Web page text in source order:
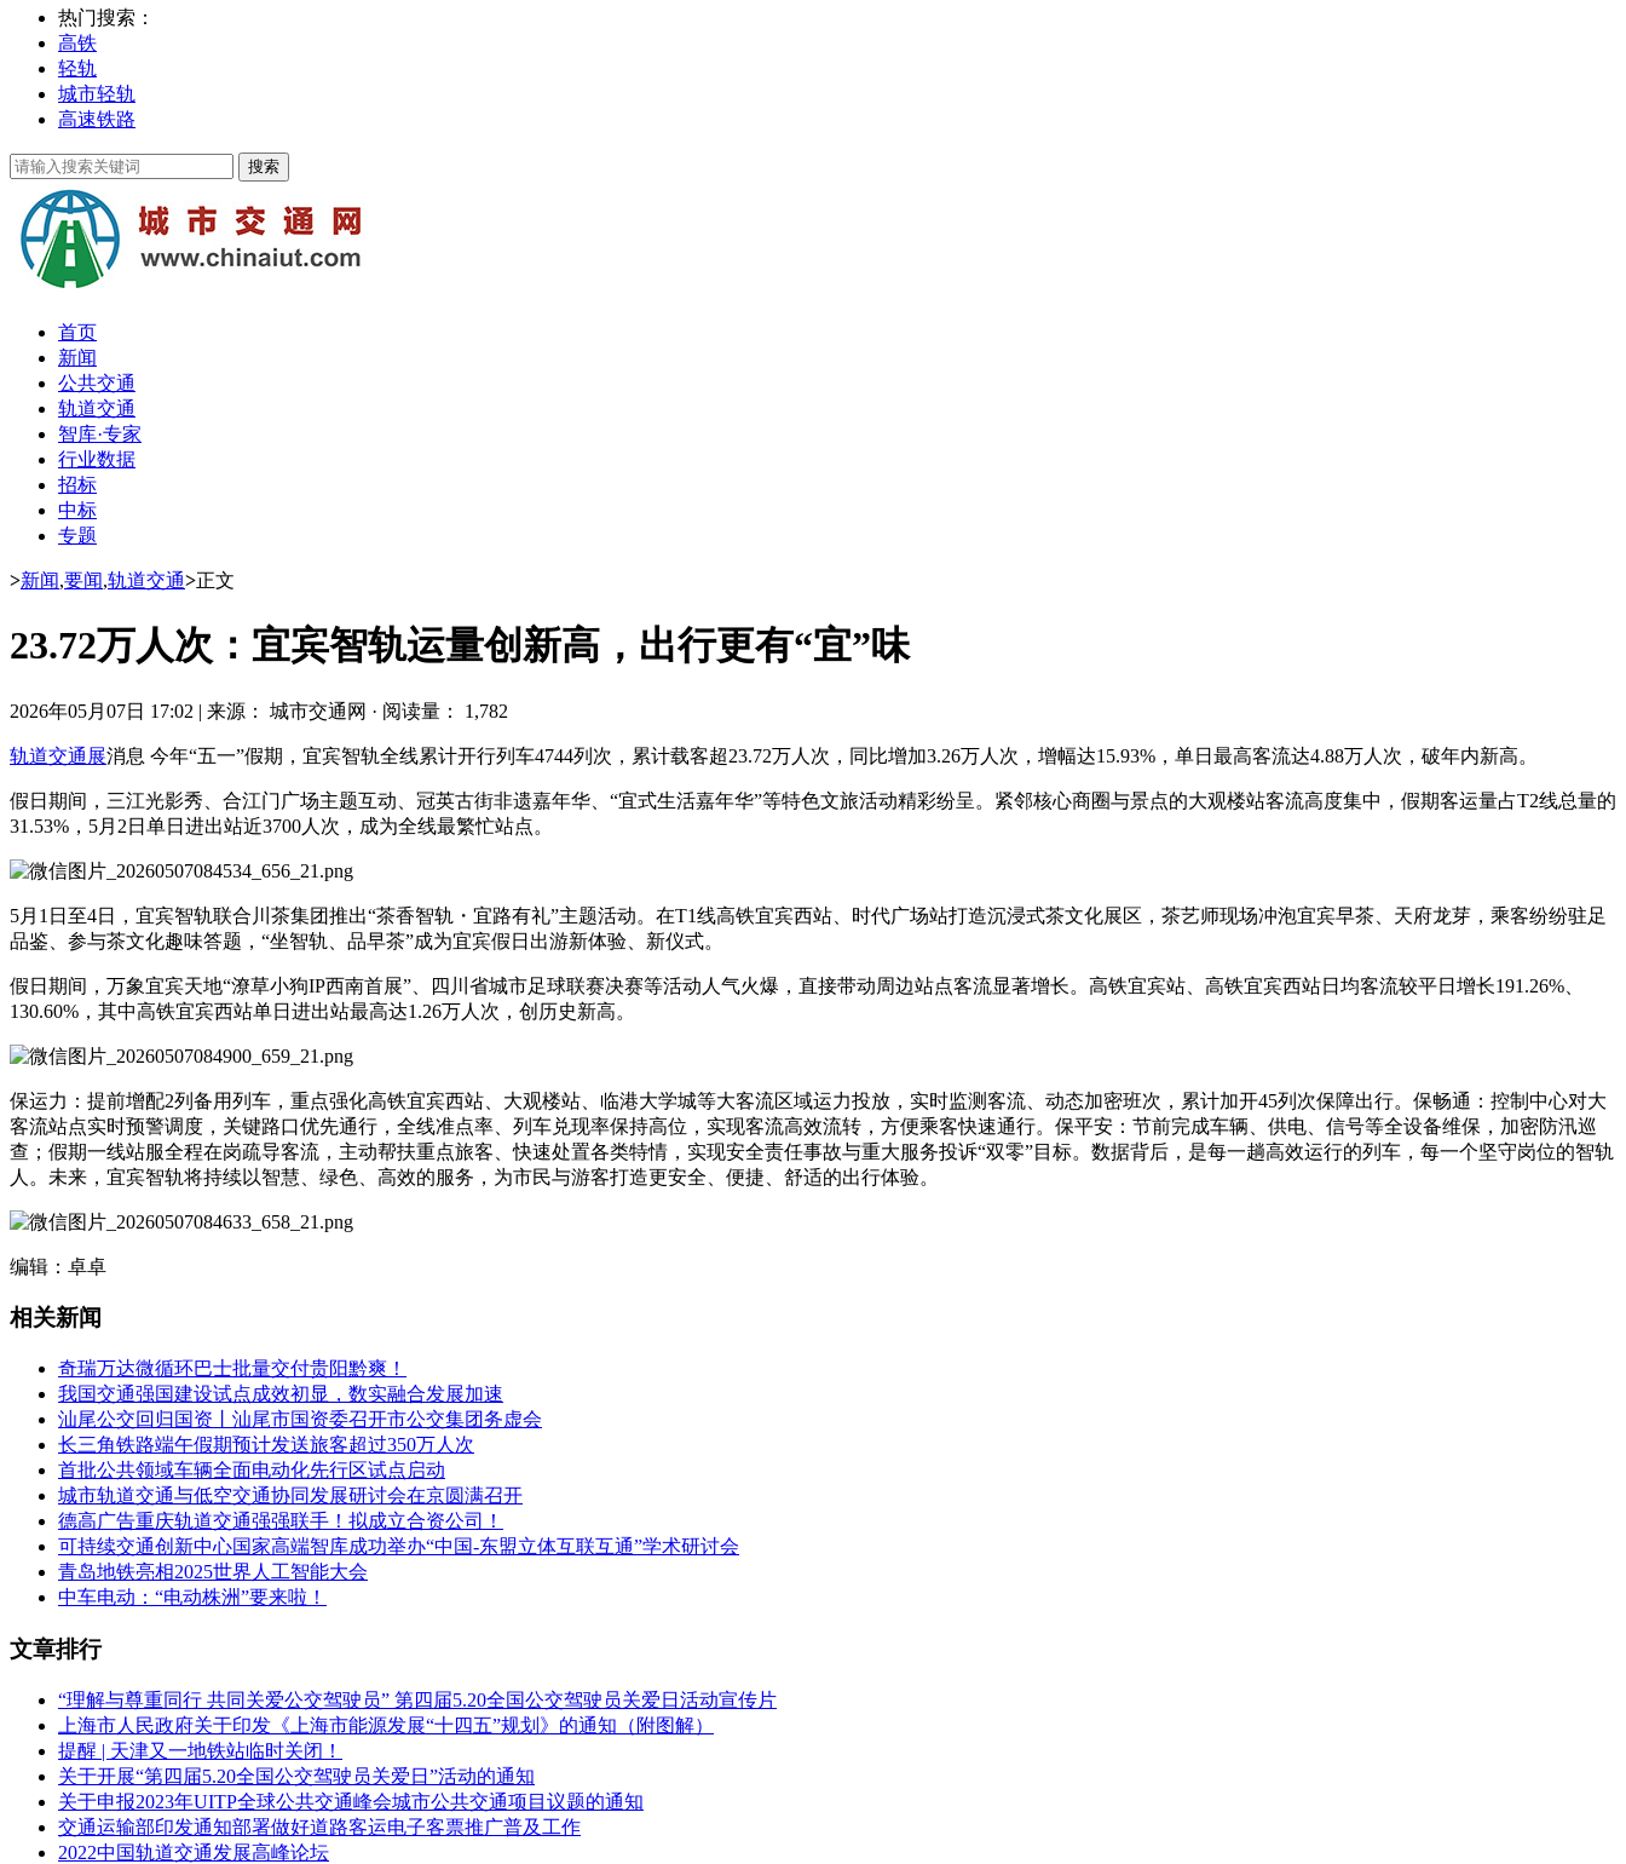
热门搜索：
高铁
轻轨
城市轻轨
高速铁路
首页
新闻
公共交通
轨道交通
智库·专家
行业数据
招标
中标
专题
>新闻,要闻,轨道交通>正文
23.72万人次：宜宾智轨运量创新高，出行更有“宜”味
2026年05月07日 17:02 | 来源： 城市交通网 · 阅读量： 1,782
轨道交通展消息 今年“五一”假期，宜宾智轨全线累计开行列车4744列次，累计载客超23.72万人次，同比增加3.26万人次，增幅达15.93%，单日最高客流达4.88万人次，破年内新高。
假日期间，三江光影秀、合江门广场主题互动、冠英古街非遗嘉年华、“宜式生活嘉年华”等特色文旅活动精彩纷呈。紧邻核心商圈与景点的大观楼站客流高度集中，假期客运量占T2线总量的
31.53%，5月2日单日进出站近3700人次，成为全线最繁忙站点。
5月1日至4日，宜宾智轨联合川茶集团推出“茶香智轨・宜路有礼”主题活动。在T1线高铁宜宾西站、时代广场站打造沉浸式茶文化展区，茶艺师现场冲泡宜宾早茶、天府龙芽，乘客纷纷驻足
品鉴、参与茶文化趣味答题，“坐智轨、品早茶”成为宜宾假日出游新体验、新仪式。
假日期间，万象宜宾天地“潦草小狗IP西南首展”、四川省城市足球联赛决赛等活动人气火爆，直接带动周边站点客流显著增长。高铁宜宾站、高铁宜宾西站日均客流较平日增长191.26%、
130.60%，其中高铁宜宾西站单日进出站最高达1.26万人次，创历史新高。
保运力：提前增配2列备用列车，重点强化高铁宜宾西站、大观楼站、临港大学城等大客流区域运力投放，实时监测客流、动态加密班次，累计加开45列次保障出行。保畅通：控制中心对大
客流站点实时预警调度，关键路口优先通行，全线准点率、列车兑现率保持高位，实现客流高效流转，方便乘客快速通行。保平安：节前完成车辆、供电、信号等全设备维保，加密防汛巡
查；假期一线站服全程在岗疏导客流，主动帮扶重点旅客、快速处置各类特情，实现安全责任事故与重大服务投诉“双零”目标。数据背后，是每一趟高效运行的列车，每一个坚守岗位的智轨
人。未来，宜宾智轨将持续以智慧、绿色、高效的服务，为市民与游客打造更安全、便捷、舒适的出行体验。
编辑：卓卓
相关新闻
奇瑞万达微循环巴士批量交付贵阳黔爽！
我国交通强国建设试点成效初显，数实融合发展加速
汕尾公交回归国资丨汕尾市国资委召开市公交集团务虚会
长三角铁路端午假期预计发送旅客超过350万人次
首批公共领域车辆全面电动化先行区试点启动
城市轨道交通与低空交通协同发展研讨会在京圆满召开
德高广告重庆轨道交通强强联手！拟成立合资公司！
可持续交通创新中心国家高端智库成功举办“中国-东盟立体互联互通”学术研讨会
青岛地铁亮相2025世界人工智能大会
中车电动：“电动株洲”要来啦！
文章排行
“理解与尊重同行 共同关爱公交驾驶员” 第四届5.20全国公交驾驶员关爱日活动宣传片
上海市人民政府关于印发《上海市能源发展“十四五”规划》的通知（附图解）
提醒 | 天津又一地铁站临时关闭！
关于开展“第四届5.20全国公交驾驶员关爱日”活动的通知
关于申报2023年UITP全球公共交通峰会城市公共交通项目议题的通知
交通运输部印发通知部署做好道路客运电子客票推广普及工作
2022中国轨道交通发展高峰论坛